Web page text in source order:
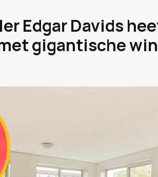
Edgar Davids
gigantische